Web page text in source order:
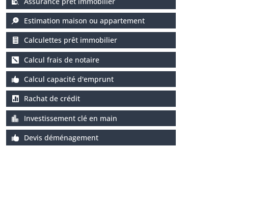
Estimation maison ou appartement
Calculettes prêt immobilier
Calcul frais de notaire
Calcul capacité d'emprunt
Rachat de crédit
Investissement clé en main
Devis déménagement